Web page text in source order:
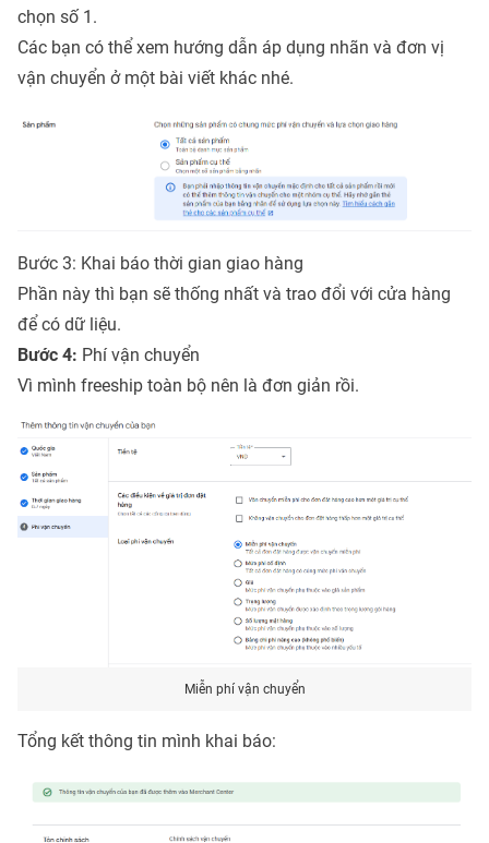
chọn số 1.
Các bạn có thể xem hướng dẫn áp dụng nhãn và đơn vị
vận chuyển ở một bài viết khác nhé.
Bước 3: Khai báo thời gian giao hàng
Phần này thì bạn sẽ thống nhất và trao đổi với cửa hàng
để có dữ liệu.
Bước 4: Phí vận chuyển
Vì mình freeship toàn bộ nên là đơn giản rồi.
Miễn phí vận chuyển
Tổng kết thông tin mình khai báo: